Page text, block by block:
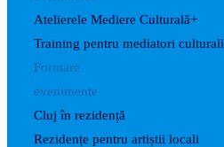
Atelierele Mediere Culturală+
Training pentru mediatori culturali
Formare
evenimente
Cluj în rezidență
Rezidențe pentru artiștii locali